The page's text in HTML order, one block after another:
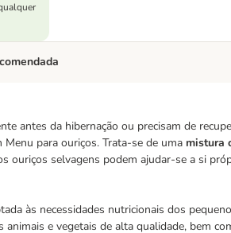
antes da hibernação ou precisam de
para ouriços. Trata-se de uma mistura
ouriços selvagens podem ajudar-se a si
às necessidades nutricionais dos
animais e vegetais de alta qualidade, bem